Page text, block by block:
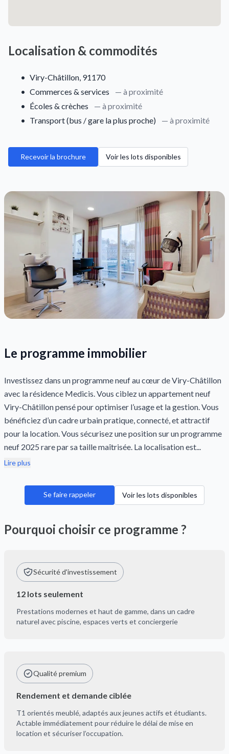
Localisation & commodités
• Viry-Châtillon, 91170
• Commerces & services
— à proximité
• Écoles & crèches
— à proximité
• Transport (bus / gare la plus proche) — à proximité
Recevoir la brochure Voir les lots disponibles
Le programme immobilier
Investissez dans un programme neuf au cœur de Viry-Châtillon
avec la résidence Medicis. Vous ciblez un appartement neuf
Viry-Châtillon pensé pour optimiser l’usage et la gestion. Vous
bénéficiez d’un cadre urbain pratique, connecté, et attractif
pour la location. Vous sécurisez une position sur un programme
neuf 2025 rare par sa taille maîtrisée. La localisation est...
Lire plus
Se faire rappeler Voir les lots disponibles
Pourquoi choisir ce programme ?
Sécurité d'investissement
12 lots seulement
Prestations modernes et haut de gamme, dans un cadre
naturel avec piscine, espaces verts et conciergerie
Qualité premium
Rendement et demande ciblée
T1 orientés meublé, adaptés aux jeunes actifs et étudiants.
Actable immédiatement pour réduire le délai de mise en
location et sécuriser l’occupation.